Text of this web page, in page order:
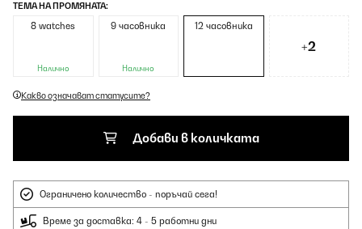
ТЕМА НА ПРОМЯНАТА:
8 watches
Налично
9 часовника
Налично
12 часовника
+2
Какво означават статусите?
Добави в количката
Ограничено количество - поръчай сега!
Време за доставка: 4 - 5 работни дни